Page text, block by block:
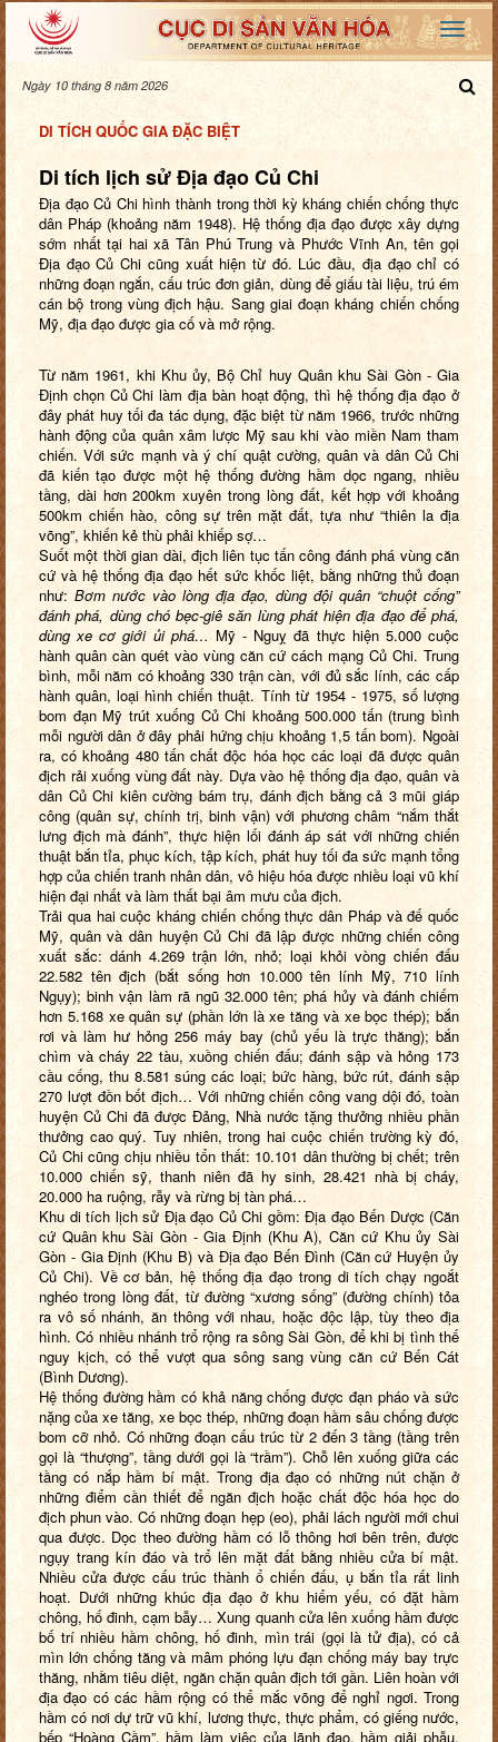
Ngày 10 tháng 8 năm 2026
DI TÍCH QUỐC GIA ĐẶC BIỆT
Di tích lịch sử Địa đạo Củ Chi
Địa đạo Củ Chi hình thành trong thời kỳ kháng chiến chống thực
dân Pháp (khoảng năm 1948). Hệ thống địa đạo được xây dựng
sớm nhất tại hai xã Tân Phú Trung và Phước Vĩnh An, tên gọi
Địa đạo Củ Chi cũng xuất hiện từ đó. Lúc đầu, địa đạo chỉ có
những đoạn ngắn, cấu trúc đơn giản, dùng để giấu tài liệu, trú ém
cán bộ trong vùng địch hậu. Sang giai đoạn kháng chiến chống
Mỹ, địa đạo được gia cố và mở rộng.
Từ năm 1961, khi Khu ủy, Bộ Chỉ huy Quân khu Sài Gòn - Gia
Định chọn Củ Chi làm địa bàn hoạt động, thì hệ thống địa đạo ở
đây phát huy tối đa tác dụng, đặc biệt từ năm 1966, trước những
hành động của quân xâm lược Mỹ sau khi vào miền Nam tham
chiến. Với sức mạnh và ý chí quật cường, quân và dân Củ Chi
đã kiến tạo được một hệ thống đường hầm dọc ngang, nhiều
tầng, dài hơn 200km xuyên trong lòng đất, kết hợp với khoảng
500km chiến hào, công sự trên mặt đất, tựa như “thiên la địa
võng”, khiến kẻ thù phải khiếp sợ…
Suốt một thời gian dài, địch liên tục tấn công đánh phá vùng căn
cứ và hệ thống địa đạo hết sức khốc liệt, bằng những thủ đoạn
như: Bơm nước vào lòng địa đạo, dùng đội quân “chuột cống”
đánh phá, dùng chó bẹc-giê săn lùng phát hiện địa đạo để phá,
dùng xe cơ giới ủi phá… Mỹ - Nguỵ đã thực hiện 5.000 cuộc
hành quân càn quét vào vùng căn cứ cách mạng Củ Chi. Trung
bình, mỗi năm có khoảng 330 trận càn, với đủ sắc lính, các cấp
hành quân, loại hình chiến thuật. Tính từ 1954 - 1975, số lượng
bom đạn Mỹ trút xuống Củ Chi khoảng 500.000 tấn (trung bình
mỗi người dân ở đây phải hứng chịu khoảng 1,5 tấn bom). Ngoài
ra, có khoảng 480 tấn chất độc hóa học các loại đã được quân
địch rải xuống vùng đất này. Dựa vào hệ thống địa đạo, quân và
dân Củ Chi kiên cường bám trụ, đánh địch bằng cả 3 mũi giáp
công (quân sự, chính trị, binh vận) với phương châm “nắm thắt
lưng địch mà đánh”, thực hiện lối đánh áp sát với những chiến
thuật bắn tỉa, phục kích, tập kích, phát huy tối đa sức mạnh tổng
hợp của chiến tranh nhân dân, vô hiệu hóa được nhiều loại vũ khí
hiện đại nhất và làm thất bại âm mưu của địch.
Trải qua hai cuộc kháng chiến chống thực dân Pháp và đế quốc
Mỹ, quân và dân huyện Củ Chi đã lập được những chiến công
xuất sắc: dánh 4.269 trận lớn, nhỏ; loại khỏi vòng chiến đấu
22.582 tên địch (bắt sống hơn 10.000 tên lính Mỹ, 710 lính
Ngụy); binh vận làm rã ngũ 32.000 tên; phá hủy và đánh chiếm
hơn 5.168 xe quân sự (phần lớn là xe tăng và xe bọc thép); bắn
rơi và làm hư hỏng 256 máy bay (chủ yếu là trực thăng); bắn
chìm và cháy 22 tàu, xuồng chiến đấu; đánh sập và hỏng 173
cầu cống, thu 8.581 súng các loại; bức hàng, bức rút, đánh sập
270 lượt đồn bốt địch… Với những chiến công vang dội đó, toàn
huyện Củ Chi đã được Đảng, Nhà nước tặng thưởng nhiều phần
thưởng cao quý. Tuy nhiên, trong hai cuộc chiến trường kỳ đó,
Củ Chi cũng chịu nhiều tổn thất: 10.101 dân thường bị chết; trên
10.000 chiến sỹ, thanh niên đã hy sinh, 28.421 nhà bị cháy,
20.000 ha ruộng, rẫy và rừng bị tàn phá…
Khu di tích lịch sử Địa đạo Củ Chi gồm: Địa đạo Bến Dược (Căn
cứ Quân khu Sài Gòn - Gia Định (Khu A), Căn cứ Khu ủy Sài
Gòn - Gia Định (Khu B) và Địa đạo Bến Đình (Căn cứ Huyện ủy
Củ Chi). Về cơ bản, hệ thống địa đạo trong di tích chạy ngoắt
nghéo trong lòng đất, từ đường “xương sống” (đường chính) tỏa
ra vô số nhánh, ăn thông với nhau, hoặc độc lập, tùy theo địa
hình. Có nhiều nhánh trổ rộng ra sông Sài Gòn, để khi bị tình thế
nguy kịch, có thể vượt qua sông sang vùng căn cứ Bến Cát
(Bình Dương).
Hệ thống đường hầm có khả năng chống được đạn pháo và sức
nặng của xe tăng, xe bọc thép, những đoạn hầm sâu chống được
bom cỡ nhỏ. Có những đoạn cấu trúc từ 2 đến 3 tầng (tầng trên
gọi là “thượng”, tầng dưới gọi là “trầm”). Chỗ lên xuống giữa các
tầng có nắp hầm bí mật. Trong địa đạo có những nút chặn ở
những điểm cần thiết để ngăn địch hoặc chất độc hóa học do
địch phun vào. Có những đoạn hẹp (eo), phải lách người mới chui
qua được. Dọc theo đường hầm có lỗ thông hơi bên trên, được
ngụy trang kín đáo và trổ lên mặt đất bằng nhiều cửa bí mật.
Nhiều cửa được cấu trúc thành ổ chiến đấu, ụ bắn tỉa rất linh
hoạt. Dưới những khúc địa đạo ở khu hiểm yếu, có đặt hầm
chông, hố đinh, cạm bẫy… Xung quanh cửa lên xuống hầm được
bố trí nhiều hầm chông, hố đinh, mìn trái (gọi là tử địa), có cả
mìn lớn chống tăng và mâm phóng lựu đạn chống máy bay trực
thăng, nhằm tiêu diệt, ngăn chặn quân địch tới gần. Liên hoàn với
địa đạo có các hầm rộng có thể mắc võng để nghỉ ngơi. Trong
hầm có nơi dự trữ vũ khí, lương thực, thực phẩm, có giếng nước,
bếp “Hoàng Cầm”, hầm làm việc của lãnh đạo, hầm giải phẫu,